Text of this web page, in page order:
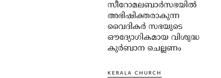
സീറോമലബാർസഭയിൽ
അഭിഷിക്തരാകുന്ന
വൈദികർ സഭയുടെ
ഔദ്യോഗികമായ വിശുദ്ധ
കുർബാന ചെല്ലണം
KERALA CHURCH